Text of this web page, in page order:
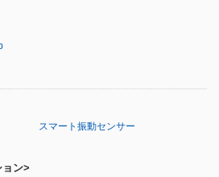
スマート振動センサー
ン>